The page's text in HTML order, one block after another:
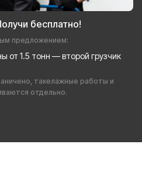
бесплатно!
предложением:
от 1.5 тонн — второй грузчик
такелажные работы и
отдельно.